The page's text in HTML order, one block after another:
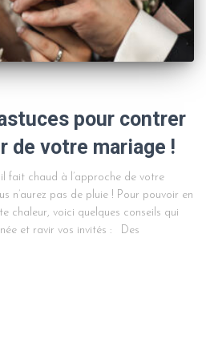
pour contrer
de votre mariage !
fait chaud à l’approche de votre
n’aurez pas de pluie ! Pour pouvoir en
chaleur, voici quelques conseils qui
et ravir vos invités : Des